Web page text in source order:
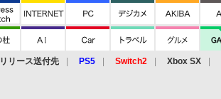
リリース送付先 PS5 Switch2 Xbox SX